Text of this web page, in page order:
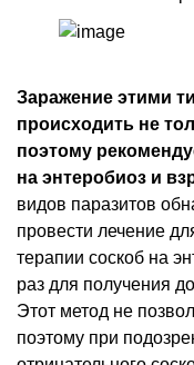
Заражение этими
происходить не
поэтому
на энтеробиоз и
видов паразитов
провести лечение
терапии соскоб на
раз для получения
Этот метод не
поэтому при